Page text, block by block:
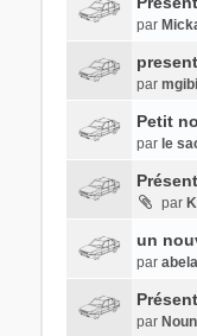
par
par mgibi
Petit
par le
par
un
par
par